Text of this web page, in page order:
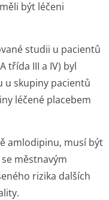
být léčeni
studii u pacientů
třída III a IV) byl
u skupiny pacientů
léčené placebem
amlodipinu, musí být
městnavým
rizika dalších